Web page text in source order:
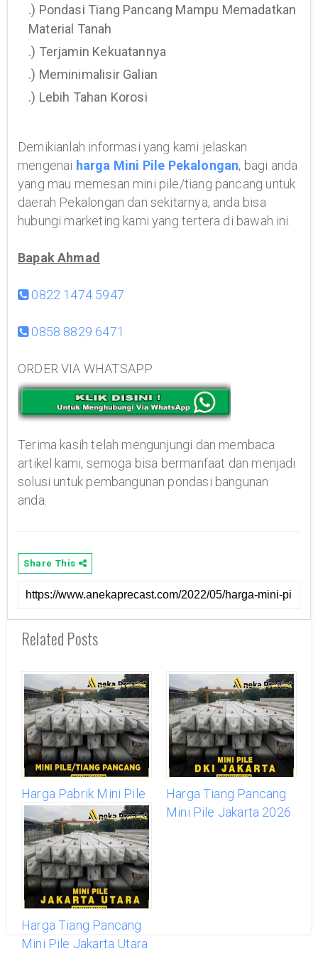
.) Pondasi Tiang Pancang Mampu Memadatkan
Material Tanah
.) Terjamin Kekuatannya
.) Meminimalisir Galian
.) Lebih Tahan Korosi
Demikianlah informasi yang kami jelaskan
mengenai harga Mini Pile Pekalongan, bagi anda
yang mau memesan mini pile/tiang pancang untuk
daerah Pekalongan dan sekitarnya, anda bisa
hubungi marketing kami yang tertera di bawah ini.
Bapak Ahmad
0822 1474 5947
0858 8829 6471
ORDER VIA WHATSAPP
Terima kasih telah mengunjungi dan membaca
artikel kami, semoga bisa bermanfaat dan menjadi
solusi untuk pembangunan pondasi bangunan
anda.
Share This
Related Posts
Harga Pabrik Mini Pile
Terbaru Agustus 2026 -
Supplier Tiang
Pancang
Harga Tiang Pancang
Mini Pile Jakarta 2026
Harga Tiang Pancang
Mini Pile Jakarta Utara